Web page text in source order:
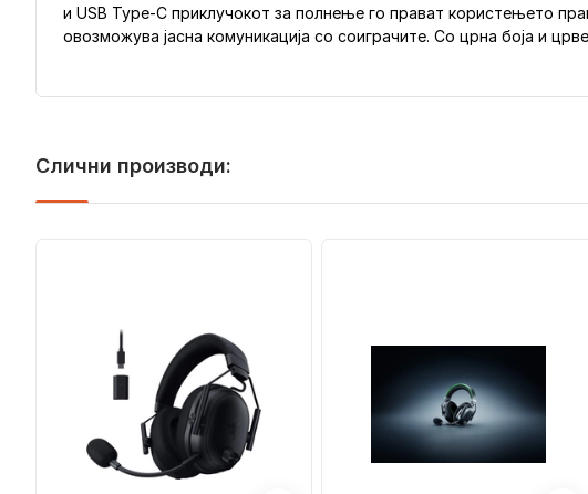
и USB Type-C приклучокот за полнење го прават користењето
овозможува јасна комуникација со соиграчите. Со црна боја и
Слични производи: